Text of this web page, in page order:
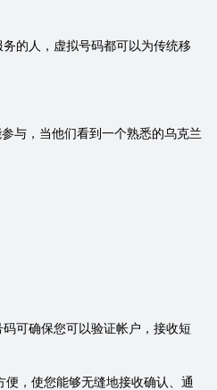
的人，虚拟号码都可以为传统移
与，当他们看到一个熟悉的乌克兰
可确保您可以验证帐户，接收短
，使您能够无缝地接收确认、通